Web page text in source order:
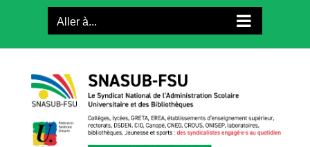
Aller à...